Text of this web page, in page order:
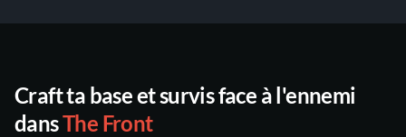
Craft ta base et survis face à l'ennemi
dansThe Front